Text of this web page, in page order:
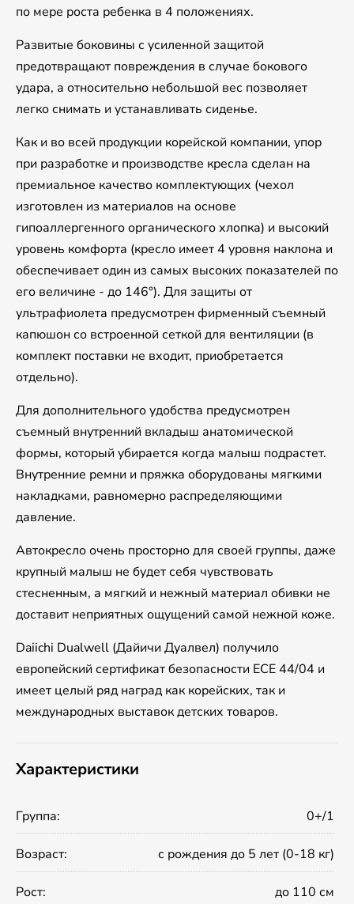
по мере роста ребенка в 4 положениях.
Развитые боковины с усиленной защитой
предотвращают повреждения в случае бокового
удара, а относительно небольшой вес позволяет
легко снимать и устанавливать сиденье.
Как и во всей продукции корейской компании, упор
при разработке и производстве кресла сделан на
премиальное качество комплектующих (чехол
изготовлен из материалов на основе
гипоаллергенного органического хлопка) и высокий
уровень комфорта (кресло имеет 4 уровня наклона и
обеспечивает один из самых высоких показателей по
его величине - до 146°). Для защиты от
ультрафиолета предусмотрен фирменный съемный
капюшон со встроенной сеткой для вентиляции (в
комплект поставки не входит, приобретается
отдельно).
Для дополнительного удобства предусмотрен
съемный внутренний вкладыш анатомической
формы, который убирается когда малыш подрастет.
Внутренние ремни и пряжка оборудованы мягкими
накладками, равномерно распределяющими
давление.
Автокресло очень просторно для своей группы, даже
крупный малыш не будет себя чувствовать
стесненным, а мягкий и нежный материал обивки не
доставит неприятных ощущений самой нежной коже.
Daiichi Dualwell (Дайичи Дуалвел) получило
европейский сертификат безопасности ECE 44/04 и
имеет целый ряд наград как корейских, так и
международных выставок детских товаров.
Характеристики
Группа: 0+/1
Возраст: с рождения до 5 лет (0-18 кг)
Рост: до 110 см